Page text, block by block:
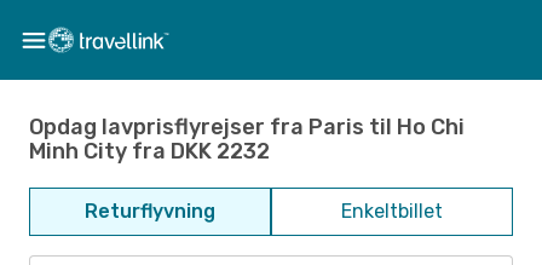
Opdag lavprisflyrejser fra Paris til Ho Chi
Minh City fra DKK 2232
Returflyvning Enkeltbillet